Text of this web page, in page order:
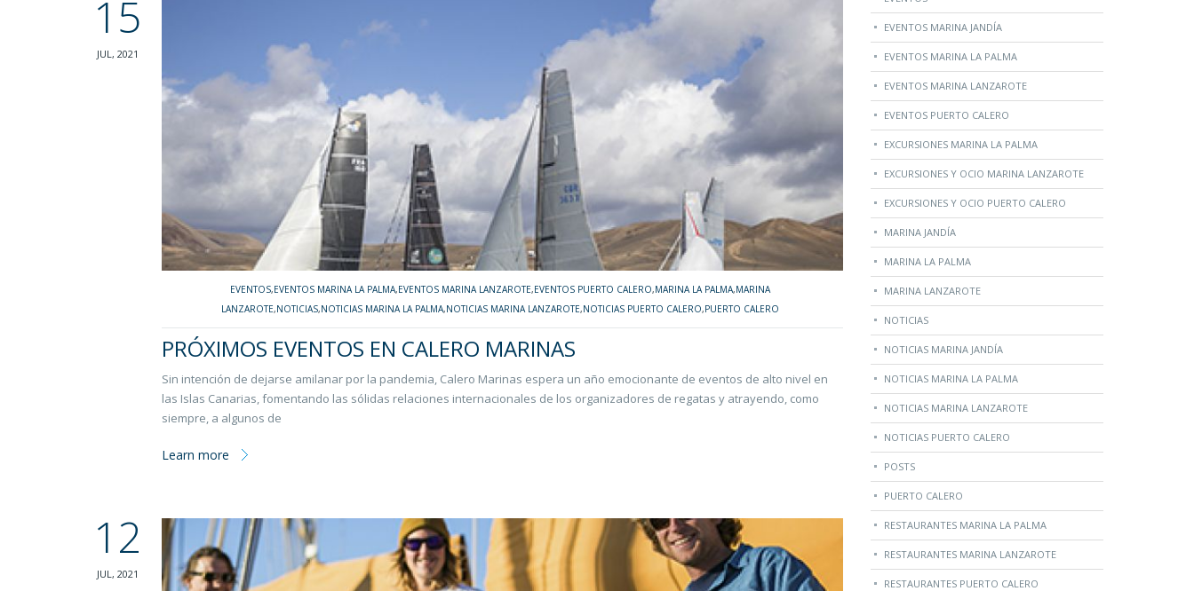
15
JUL, 2021
EVENTOS,EVENTOS MARINA LA PALMA,EVENTOS MARINA LANZAROTE,EVENTOS PUERTO CALERO,MARINA LA PALMA,MARINA
LANZAROTE,NOTICIAS,NOTICIAS MARINA LA PALMA,NOTICIAS MARINA LANZAROTE,NOTICIAS PUERTO CALERO,PUERTO CALERO
PRÓXIMOS EVENTOS EN CALERO MARINAS
Sin intención de dejarse amilanar por la pandemia, Calero Marinas espera un año emocionante de eventos de alto nivel en
las Islas Canarias, fomentando las sólidas relaciones internacionales de los organizadores de regatas y atrayendo, como
siempre, a algunos de
Learn more
12
JUL, 2021
EVENTOS MARINA JANDÍA
EVENTOS MARINA LA PALMA
EVENTOS MARINA LANZAROTE
EVENTOS PUERTO CALERO
EXCURSIONES MARINA LA PALMA
EXCURSIONES Y OCIO MARINA LANZAROTE
EXCURSIONES Y OCIO PUERTO CALERO
MARINA JANDÍA
MARINA LA PALMA
MARINA LANZAROTE
NOTICIAS
NOTICIAS MARINA JANDÍA
NOTICIAS MARINA LA PALMA
NOTICIAS MARINA LANZAROTE
NOTICIAS PUERTO CALERO
POSTS
PUERTO CALERO
RESTAURANTES MARINA LA PALMA
RESTAURANTES MARINA LANZAROTE
RESTAURANTES PUERTO CALERO